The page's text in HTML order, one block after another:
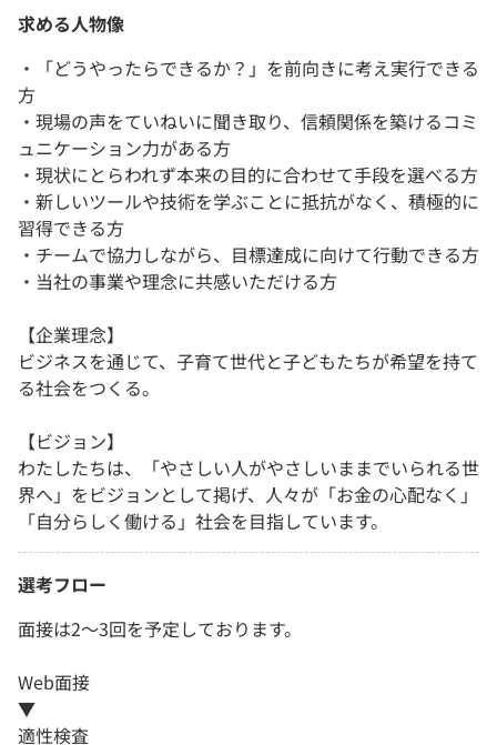
求める人物像
・「どうやったらできるか？」を前向きに考え実行できる
方
・現場の声をていねいに聞き取り、信頼関係を築けるコミ
ュニケーション力がある方
・現状にとらわれず本来の目的に合わせて手段を選べる方
・新しいツールや技術を学ぶことに抵抗がなく、積極的に
習得できる方
・チームで協力しながら、目標達成に向けて行動できる方
・当社の事業や理念に共感いただける方
【企業理念】
ビジネスを通じて、子育て世代と子どもたちが希望を持て
る社会をつくる。
【ビジョン】
わたしたちは、「やさしい人がやさしいままでいられる世
界へ」をビジョンとして掲げ、人々が「お金の心配なく」
「自分らしく働ける」社会を目指しています。
選考フロー
面接は2～3回を予定しております。
Web面接
▼
適性検査